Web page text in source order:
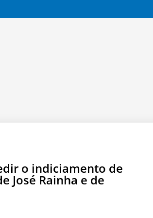
o indiciamento de
José Rainha e de